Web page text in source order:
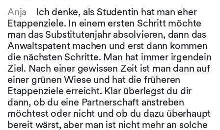
Anja
Ich denke, als Studentin hat man eher
Etappenziele. In einem ersten Schritt möchte
man das Substitutenjahr absolvieren, dann das
Anwaltspatent machen und erst dann kommen
die nächsten Schritte. Man hat immer irgendein
Ziel. Nach einer gewissen Zeit ist man dann auf
einer grünen Wiese und hat die früheren
Etappenziele erreicht. Klar überlegst du dir
dann, ob du eine Partnerschaft anstreben
möchtest oder nicht und ob du dazu überhaupt
bereit wärst, aber man ist nicht mehr an solche